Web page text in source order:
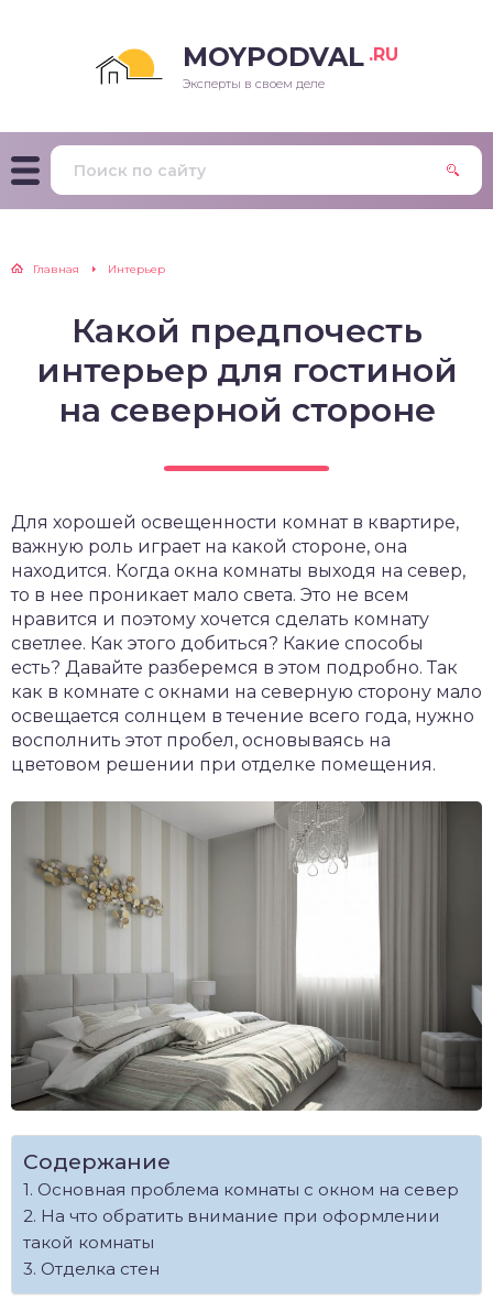
MOYPODVAL .RU
Эксперты в своем деле
Главная Интерьер
Какой предпочесть
интерьер для гостиной
на северной стороне
Для хорошей освещенности комнат в квартире,
важную роль играет на какой стороне, она
находится. Когда окна комнаты выходя на север,
то в нее проникает мало света. Это не всем
нравится и поэтому хочется сделать комнату
светлее. Как этого добиться? Какие способы
есть? Давайте разберемся в этом подробно. Так
как в комнате с окнами на северную сторону мало
освещается солнцем в течение всего года, нужно
восполнить этот пробел, основываясь на
цветовом решении при отделке помещения.
Содержание
Основная проблема комнаты с окном на север
На что обратить внимание при оформлении
такой комнаты
Отделка стен